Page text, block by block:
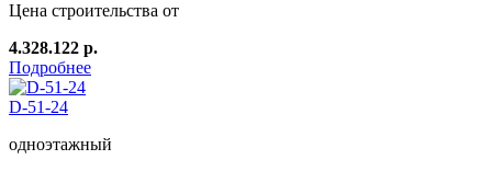
Цена строительства от
4.328.122 р.
Подробнее
D-51-24
одноэтажный